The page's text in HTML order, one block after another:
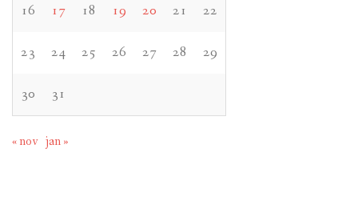
16 17 18 19 20 21 22
23 24 25 26 27 28 29
30 31
« nov jan »